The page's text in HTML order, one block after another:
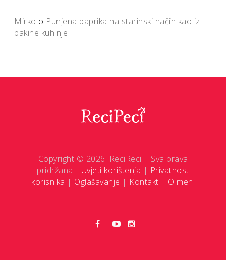
Mirko o Punjena paprika na starinski način kao iz
bakine kuhinje
Copyright © 2026. ReciReci | Sva prava
pridržana :: Uvjeti korištenja | Privatnost
korisnika | Oglašavanje | Kontakt | O meni